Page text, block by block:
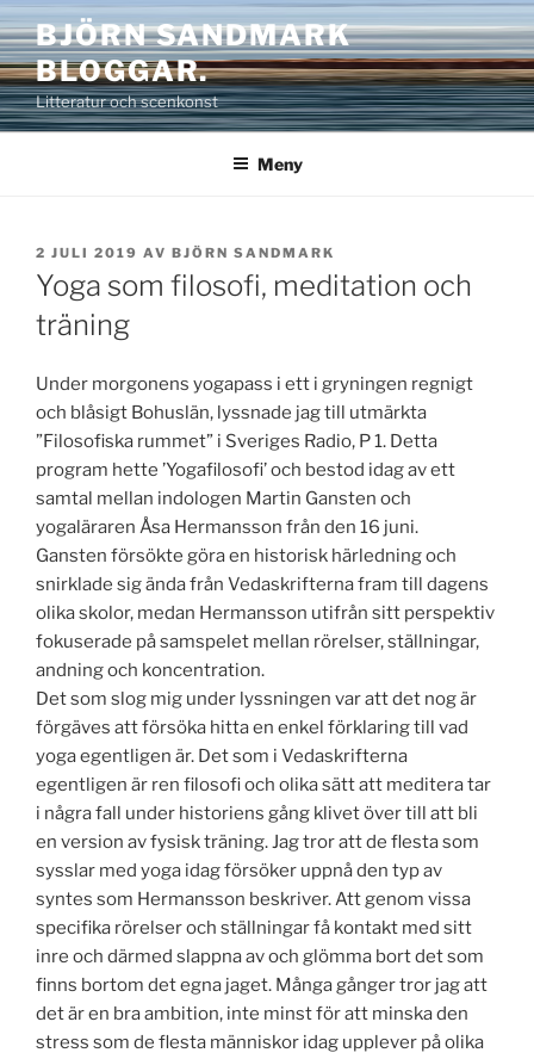
Hoppa
till
innehåll
BJÖRN SANDMARK
BLOGGAR.
Litteratur och scenkonst
Meny
PUBLICERAT
2 JULI 2019 AV BJÖRN SANDMARK
Yoga som filosofi, meditation och
träning
Under morgonens yogapass i ett i gryningen regnigt
och blåsigt Bohuslän, lyssnade jag till utmärkta
”Filosofiska rummet” i Sveriges Radio, P 1. Detta
program hette ’Yogafilosofi’ och bestod idag av ett
samtal mellan indologen Martin Gansten och
yogaläraren Åsa Hermansson från den 16 juni.
Gansten försökte göra en historisk härledning och
snirklade sig ända från Vedaskrifterna fram till dagens
olika skolor, medan Hermansson utifrån sitt perspektiv
fokuserade på samspelet mellan rörelser, ställningar,
andning och koncentration.
Det som slog mig under lyssningen var att det nog är
förgäves att försöka hitta en enkel förklaring till vad
yoga egentligen är. Det som i Vedaskrifterna
egentligen är ren filosofi och olika sätt att meditera tar
i några fall under historiens gång klivet över till att bli
en version av fysisk träning. Jag tror att de flesta som
sysslar med yoga idag försöker uppnå den typ av
syntes som Hermansson beskriver. Att genom vissa
specifika rörelser och ställningar få kontakt med sitt
inre och därmed slappna av och glömma bort det som
finns bortom det egna jaget. Många gånger tror jag att
det är en bra ambition, inte minst för att minska den
stress som de flesta människor idag upplever på olika